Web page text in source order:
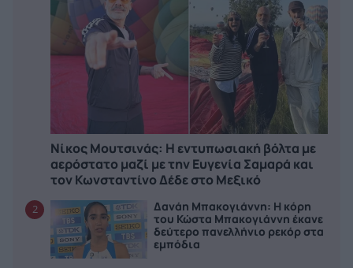
Νίκος Μουτσινάς: Η εντυπωσιακή βόλτα με
αερόστατο μαζί με την Ευγενία Σαμαρά και
τον Κωνσταντίνο Δέδε στο Μεξικό
2
Δανάη Μπακογιάννη: Η κόρη
του Κώστα Μπακογιάννη έκανε
δεύτερο πανελλήνιο ρεκόρ στα
εμπόδια